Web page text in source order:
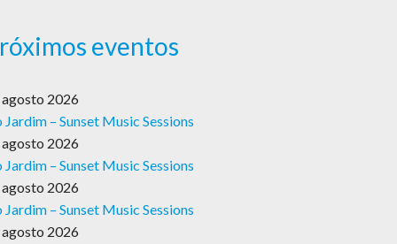
eventos
2026
Jardim – Sunset Music Sessions
2026
Jardim – Sunset Music Sessions
2026
Jardim – Sunset Music Sessions
2026